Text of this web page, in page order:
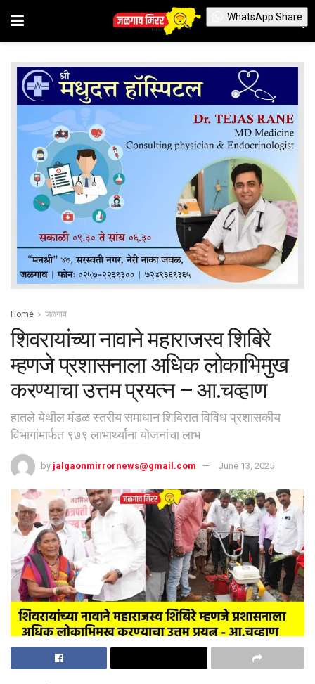
Home जळगाव
शिवरायांच्या नावाने महाराजस्व शिबिरे
म्हणजे प्रशासनाला अधिक लोकाभिमुख
करण्याचा उत्तम प्रयत्न – आ.चव्हाण
हातले येथील मंडळ स्तरीय समाधान शिबिरात विविध प्रशासकीय
विभागांमार्फत ९७९ लाभार्थ्यांना योजनांचा लाभ
by jalgaonmirrornews@gmail.com June 13, 2025
WhatsApp Share